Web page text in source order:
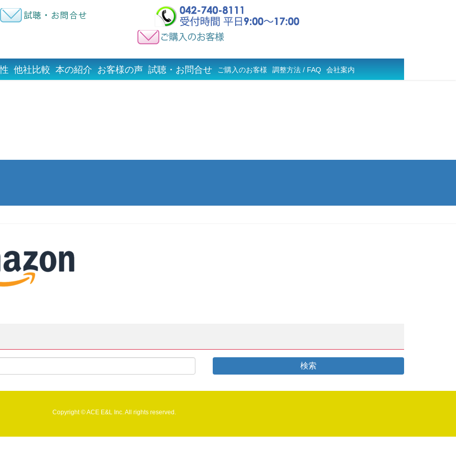
他社比較 本の紹介 お客様の声 試聴・お問合せ ご購入のお客様 調整方法 / FAQ 会社案内
Copyright © ACE E&L Inc. All rights reserved.